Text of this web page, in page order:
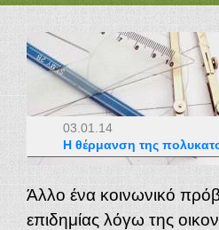
03.01.14
Η θέρμανση της
Άλλο ένα κοινωνικό
επιδημίας λόγω της